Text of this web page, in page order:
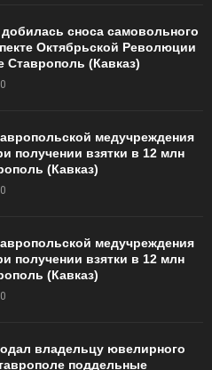
сноса самовольного
Октябрьской Революции
Ставрополь (Кавказ)
0
медучреждения
получении взятки в 12 млн
(Кавказ)
0
медучреждения
получении взятки в 12 млн
(Кавказ)
0
владельцу ювелирного
поддельные